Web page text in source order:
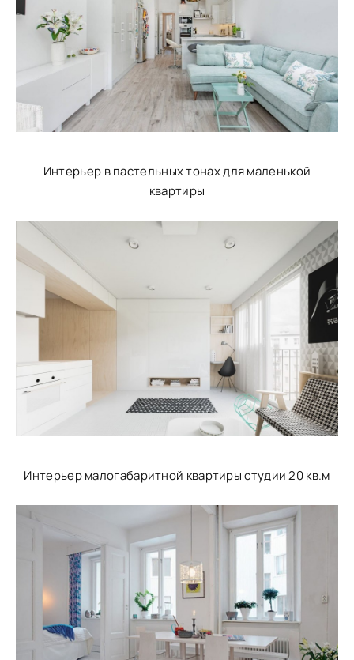
Интерьер в пастельных тонах для маленькой
квартиры
Интерьер малогабаритной квартиры студии 20 кв.м